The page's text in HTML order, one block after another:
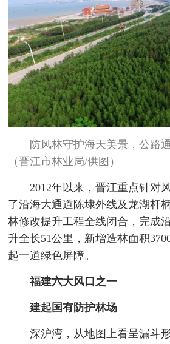
防风林守护海天美景，公路
（晋江市林业局/供图）
2012年以来，晋江重点针对
了沿海大通道陈埭外线及龙湖杆
林修改提升工程全线闭合，完成
升全长51公里，新增造林面积
起一道绿色屏障。
福建六大风口之一
建起国有防护林场
深沪湾，从地图上看呈漏斗